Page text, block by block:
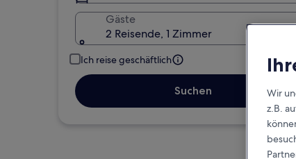
Gäste
2 Reisende, 1 Zimmer
Ich reise geschäftlich
Suchen Wir
z.B.